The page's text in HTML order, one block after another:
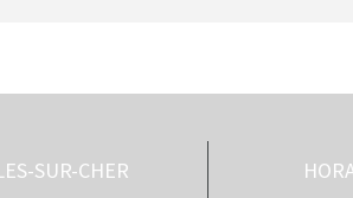
SUR-CHER